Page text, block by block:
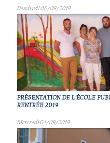
Vendredi 06/09/2019
PRÉSENTATION DE L'ÉCOLE
RENTRÉE 2019
Mercredi 04/09/2019